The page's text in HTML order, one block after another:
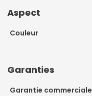
Aspect
Couleur
Garanties
Garantie commerciale